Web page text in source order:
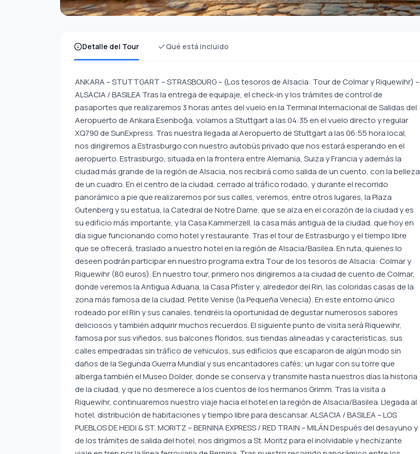
Detalle del Tour Qué está incluido
ANKARA – STUTTGART – STRASBOURG – (Los tesoros de Alsacia: Tour de Colmar y Riquewihr) – ALSACIA / BASILEA Tras la entrega de equipaje, el check-in y los trámites de control de pasaportes que realizaremos 3 horas antes del vuelo en la Terminal Internacional de Salidas del Aeropuerto de Ankara Esenboğa, volamos a Stuttgart a las 04:35 en el vuelo directo y regular XQ790 de SunExpress. Tras nuestra llegada al Aeropuerto de Stuttgart a las 06:55 hora local, nos dirigiremos a Estrasburgo con nuestro autobús privado que nos estará esperando en el aeropuerto. Estrasburgo, situada en la frontera entre Alemania, Suiza y Francia y además la ciudad más grande de la región de Alsacia, nos recibirá como salida de un cuento, con la belleza de un cuadro. En el centro de la ciudad, cerrado al tráfico rodado, y durante el recorrido panorámico a pie que realizaremos por sus calles, veremos, entre otros lugares, la Plaza Gutenberg y su estatua, la Catedral de Notre Dame, que se alza en el corazón de la ciudad y es su edificio más importante, y la Casa Kammerzell, la casa más antigua de la ciudad, que hoy en día sigue funcionando como hotel y restaurante. Tras el tour de Estrasburgo y el tiempo libre que se ofrecerá, traslado a nuestro hotel en la región de Alsacia/Basilea. En ruta, quienes lo deseen podrán participar en nuestro programa extra Tour de los tesoros de Alsacia: Colmar y Riquewihr (80 euros). En nuestro tour, primero nos dirigiremos a la ciudad de cuento de Colmar, donde veremos la Antigua Aduana, la Casa Pfister y, alrededor del Rin, las coloridas casas de la zona más famosa de la ciudad, Petite Venise (la Pequeña Venecia). En este entorno único rodeado por el Rin y sus canales, tendréis la oportunidad de degustar numerosos sabores deliciosos y también adquirir muchos recuerdos. El siguiente punto de visita será Riquewihr, famosa por sus viñedos, sus balcones floridos, sus tiendas alineadas y características, sus calles empedradas sin tráfico de vehículos, sus edificios que escaparon de algún modo sin daños de la Segunda Guerra Mundial y sus encantadores cafés; un lugar con su torre que alberga también el Museo Dolder, donde se conserva y transmite hasta nuestros días la historia de la ciudad, y que no desmerece a los cuentos de los hermanos Grimm. Tras la visita a Riquewihr, continuaremos nuestro viaje hacia el hotel en la región de Alsacia/Basilea. Llegada al hotel, distribución de habitaciones y tiempo libre para descansar. ALSACIA / BASILEA – LOS PUEBLOS DE HEIDI & ST. MORITZ – BERNINA EXPRESS / RED TRAIN – MILÁN Después del desayuno y de los trámites de salida del hotel, nos dirigimos a St. Moritz para el inolvidable y hechizante viaje en tren por la línea ferroviaria de Bernina. Tras nuestro recorrido panorámico entre los paisajes de los pueblos de Heidi, la entrañable protagonista que nos dejó una sonrisa en la infancia y que vivía en los Alpes con su abuelo y su mejor amigo Peter, con montañas interminables y praderas verdes como en las imágenes que recordamos de la serie, llegamos a St. Moritz, el paraíso natural de Suiza y punto de encuentro de la jet set. Tras el tiempo libre y un breve recorrido por los alrededores, en función de la hora de salida del tren en la línea de ferrocarril de Bernina, nos dirigimos a la estación para realizar el inolvidable y hechizante trayecto en Bernina Express / Red Train. Durante este viaje de ensueño por esta famosa línea, construida entre 1898 y 1904 y hoy inscrita en la Lista del Patrimonio Mundial de la UNESCO, que hace soñar a multitud de amantes de los viajes, disfrutaremos de paisajes extraordinarios y tendremos la oportunidad de fotografiarlos. Tras aproximadamente 2 horas de agradable viaje en tren, llegamos a la estación de Tirano y regresamos a nuestro hotel en la región de Milán con el vehículo que nos estará esperando. MILÁN – (Tour de Portofino en barco) – NIZA Después del desayuno y de los trámites de salida del hotel, partimos para realizar nuestro tour por la ciudad de Milán. Milán, una de las capitales de la moda de Europa, destaca además por su gastronomía, su ópera y sus iglesias. Aunque es conocida como la capital económica y financiera de Italia, también es el lugar adecuado para disfrutar de las compras y de la experiencia gastronómica. Durante el recorrido por la ciudad de Milán veremos, entre otros lugares destacados, la famosa ópera La Scala, la Plaza del Duomo y su Catedral, y Porta Romano. Al finalizar el tour de Milán, nos ponemos en camino hacia Niza. En ruta, quienes lo deseen podrán participar en nuestro programa extra Tour de Portofino en barco (65 euros). Portofino, rodeado de casas coloridas y fuente de inspiración de canciones por toda su belleza, hechiza a sus visitantes con sus callejuelas estrechas, sus casas multicolores, sus colinas verdes y su vista digna de admiración del mar Mediterráneo color turquesa. Tras la visita a Portofino, continuamos nuestro viaje hacia Niza. Llegada a nuestro hotel en la región de Niza, distribución de habitaciones y tiempo libre para descansar. NIZA – (Tour de Cannes y Niza) – (Tour de Eze, Mónaco y Montecarlo) Después del desayuno en el hotel, ofrecemos tiempo libre durante todo el día. Dentro de este tiempo libre, quienes lo deseen podrán participar en nuestro programa extra Tour de Cannes y Niza (70 euros). En este tour nos dirigimos primero a Cannes. Famosa por albergar cada año el Festival de Cine de Cannes, Cannes cuenta con un mar resplandeciente y playas de arena dorada. Durante el recorrido por la ciudad veremos primero el casco antiguo, el primer asentamiento de la ciudad. Durante nuestro paseo por sus callejuelas estrechas, sinuosas y peatonales del casco antiguo, tendremos la oportunidad de ver tiendas de recuerdos y hacer compras. Tras la visita al bulevar La Croisette, que se extiende a lo largo de la costa de Cannes y alberga numerosos restaurantes de lujo, tiendas y hoteles, y a la calle Meynadier, tras el tiempo libre que se ofrecerá, llegamos a Niza. En nuestro tour por Niza veremos, entre otros lugares, la avenida Promenade des Anglais, el Puerto de Niza, la Plaza Massena, el Mercado de las Flores y el Palacio de Justicia. Tras el tour de Niza, durante el tiempo libre que se ofrecerá, quienes lo deseen podrán participar en nuestro programa extra Tour de Eze, Mónaco y Montecarlo (80 euros). En este tour, nuestra primera parada será el pueblo de Eze, uno de los más famosos de la Costa Azul por sus magníficas vistas, donde visitaremos una fábrica de perfumes en la que podréis probar perfumes muy bellos y famosos y comprarlos a precios ventajosos. Después del tour, nuestra segunda parada será el principado de Mónaco, situado en la Riviera francesa y, después del Vaticano, el país más pequeño del mundo. A nuestra llegada realizaremos un recorrido panorámico por Montecarlo, el centro del lujo y el esplendor. Después del tour, regresamos a nuestro hotel en la región de Niza. NIZA – (Tour de Annecy) – GINEBRA Después del desayuno y de los trámites de salida del hotel, nos dirigimos a Ginebra. En ruta, quienes lo deseen podrán participar en nuestro programa extra Tour de Annecy (50 euros). Annecy, conocida como la “Venecia de los Alpes” gracias a los canales que la atraviesan y al río Thiou, cautiva a sus visitantes por su estructura de canales y su extraordinaria ubicación entre montañas y lago. Durante la visita veremos panorámicamente el Château d’Annecy, construido en el siglo XVII y restaurado en 1947, la Iglesia de Saint Maurice y el Palais de l’Isle, un punto muy atractivo para los amantes de la fotografía. Tras un breve tiempo libre a orillas del Lago de Annecy, el tercero más grande de Francia, completamos el tour y continuamos nuestro viaje hacia Ginebra. Llegada al hotel, distribución de habitaciones y tiempo libre para descansar. GINEBRA – BERNA – (Tour de los pueblos alpinos suizos en tren: Interlaken y Lauterbrunnen) – ALSACIA / BASILEA Después del desayuno y de los trámites de salida del hotel, partimos para realizar nuestro tour por Ginebra. Conocida como la “francesa de Suiza” y situada a orillas del Lago Lemán, Ginebra es una ciudad donde se unen la historia, la cultura, la ciencia y la naturaleza. La presencia en Ginebra de sedes de organizaciones internacionales como el CERN, la Organización Mundial de la Salud, la UEFA, la FIFA y las Naciones Unidas convierte a la ciudad en un centro cultural y administrativo. Durante nuestro recorrido por Ginebra, donde se combinan museos, parques, monumentos históricos, calles y aire limpio, veremos entre otros lugares la Catedral de San Pedro, la fuente Jet d’Eau, símbolo de Ginebra y que alcanza hasta 140 metros de altura, y el Monumento a la Reforma. Tras el tour por la ciudad, nos dirigimos a Berna. Berna es una de las pocas ciudades de Europa que se ha conservado intacta desde la Edad Media. Debido a su tejido histórico, figura en la Lista del Patrimonio Mundial de la UNESCO. En Berna, situada en Suiza y donde el idioma oficial es el alemán, también se percibe la influencia de la cultura alemana en su arquitectura. Tras el tour por Berna, quienes lo deseen podrán participar en nuestro programa extra Tour de los pueblos alpinos suizos en tren: Interlaken y Lauterbrunnen (80 euros). La primera parada será Interlaken. Situada entre el lago Brienz y el lago Thun, de ahí su nombre “inter-lakes”, Interlaken es famosa por su belleza natural y sus vistas cautivadoras. Realizaremos nuestro tour a pie por una ruta que incluye los principales hoteles de la región, casinos y calles comerciales. Entre los lugares que veremos panorámicamente se encuentran el histórico Hotel Victoria Jungfrau y el parque Höhematte. Tras el tiempo libre para fotos y paseo, nos dirigimos a la estación de tren para la siguiente parada del tour, Lauterbrunnen. Tomando el tren desde Interlaken, llegamos a Lauterbrunnen tras aproximadamente 20 minutos de viaje. Desde la estación percibiremos la profundidad del valle y sus escarpadas paredes